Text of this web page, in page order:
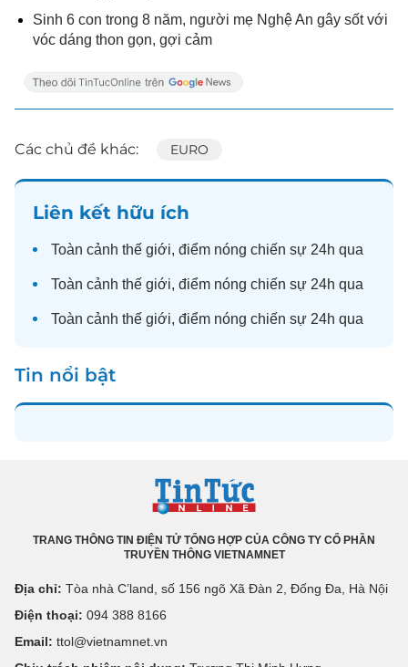
Sinh 6 con trong 8 năm, người mẹ Nghệ An gây sốt với
vóc dáng thon gọn, gợi cảm
Các chủ đề khác: EURO
Liên kết hữu ích
Toàn cảnh thế giới, điểm nóng chiến sự 24h qua
Toàn cảnh thế giới, điểm nóng chiến sự 24h qua
Toàn cảnh thế giới, điểm nóng chiến sự 24h qua
Tin nổi bật
TRANG THÔNG TIN ĐIỆN TỬ TỔNG HỢP CỦA CÔNG TY CỔ PHẦN
TRUYỀN THÔNG VIETNAMNET
Địa chỉ: Tòa nhà C’land, số 156 ngõ Xã Đàn 2, Đống Đa, Hà Nội
Điện thoại: 094 388 8166
Email: ttol@vietnamnet.vn